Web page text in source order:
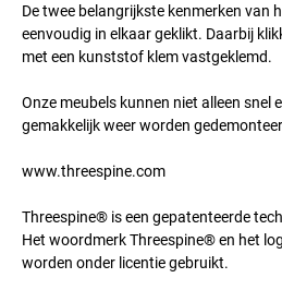
De twee belangrijkste kenmerken van
eenvoudig in elkaar geklikt. Daarbij
met een kunststof klem vastgeklemd.
Onze meubels kunnen niet alleen
gemakkelijk weer worden
www.threespine.com
Threespine® is een gepatenteerde
Het woordmerk Threespine® en het
worden onder licentie gebruikt.